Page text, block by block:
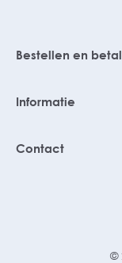
Bestellen en
Informatie
Contact
©